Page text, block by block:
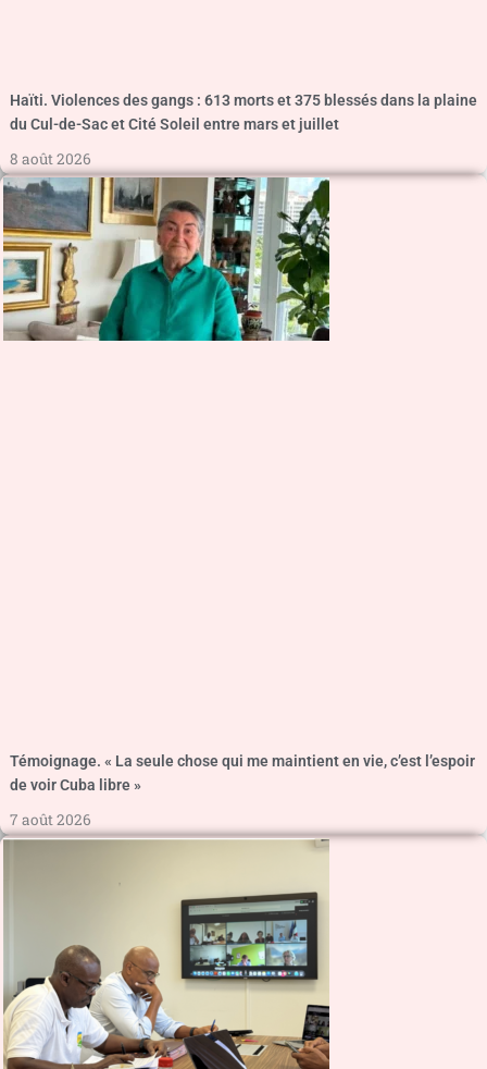
Haïti. Violences des gangs : 613 morts et 375 blessés dans la plaine
du Cul-de-Sac et Cité Soleil entre mars et juillet
8 août 2026
Témoignage. « La seule chose qui me maintient en vie, c’est l’espoir
de voir Cuba libre »
7 août 2026